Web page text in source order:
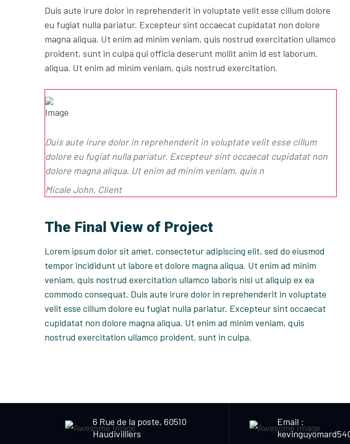
Duis aute irure dolor in reprehenderit in voluptate velit esse cillum dolore
eu fugiat nulla pariatur. Excepteur sint occaecat cupidatat non dolore
magna aliqua. Ut enim ad minim veniam, quis nostrud exercitation ullamco
proident, sunt in culpa qui officia deserunt mollit anim id est laborum.
aliqua. Ut enim ad minim veniam, quis nostrud exercitation.
Duis aute irure dolor in reprehenderit in voluptate velit esse cillum
dolore eu fugiat nulla pariatur. Excepteur sint occaecat cupidatat non
dolore magna aliqua. Ut enim ad minim veniam, quis n
Micale John, Client
The Final View of Project
Lorem ipsum dolor sit amet, consectetur adipiscing elit, sed do eiusmod
tempor incididunt ut labore et dolore magna aliqua. Ut enim ad minim
veniam, quis nostrud exercitation ullamco laboris nisi ut aliquip ex ea
commodo consequat. Duis aute irure dolor in reprehenderit in voluptate
velit esse cillum dolore eu fugiat nulla pariatur. Excepteur sint occaecat
cupidatat non dolore magna aliqua. Ut enim ad minim veniam, quis
nostrud exercitation ullamco proident, sunt in culpa.
6 Rue de la poste, 60510
Haudivilliers
Email :